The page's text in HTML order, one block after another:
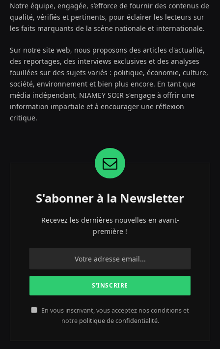
Notre équipe, engagée, s’efforce de fournir des contenus de
qualité, vérifiés et pertinents, pour éclairer les lecteurs sur
les faits marquants de la scène nationale et internationale.
Sur notre site web, nous proposons des articles d'actualité,
des reportages, des interviews exclusives et des analyses
fouillées sur des sujets variés : politique, économie, culture,
société, environnement et bien plus encore. En tant que
média indépendant, NIAMEY SOIR s'engage à offrir une
information impartiale et à encourager une réflexion
critique.
S'abonner à la Newsletter
Recevez les dernières nouvelles en avant-
première !
En vous inscrivant, vous acceptez nos conditions et
notre politique de confidentialité.